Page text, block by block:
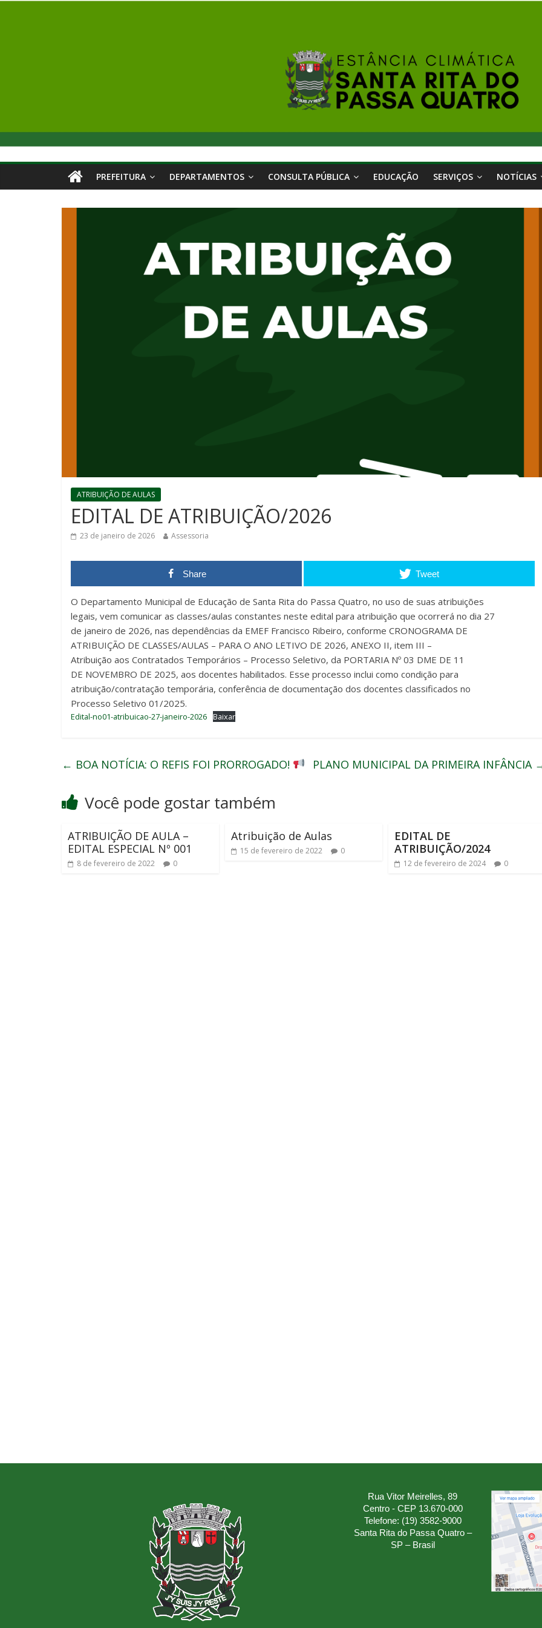
PREFEITURA DEPARTAMENTOS CONSULTA PÚBLICA EDUCAÇÃO SERVIÇOS NOTÍCIAS
ATRIBUIÇÃO DE AULAS
EDITAL DE ATRIBUIÇÃO/2026
23 de janeiro de 2026 Assessoria
Share Tweet
O Departamento Municipal de Educação de Santa Rita do Passa Quatro, no uso de suas atribuições
legais, vem comunicar as classes/aulas constantes neste edital para atribuição que ocorrerá no dia 27
de janeiro de 2026, nas dependências da EMEF Francisco Ribeiro, conforme CRONOGRAMA DE
ATRIBUIÇÃO DE CLASSES/AULAS – PARA O ANO LETIVO DE 2026, ANEXO II, item III –
Atribuição aos Contratados Temporários – Processo Seletivo, da PORTARIA Nº 03 DME DE 11
DE NOVEMBRO DE 2025, aos docentes habilitados. Esse processo inclui como condição para
atribuição/contratação temporária, conferência de documentação dos docentes classificados no
Processo Seletivo 01/2025.
Edital-no01-atribuicao-27-janeiro-2026 Baixar
← BOA NOTÍCIA: O REFIS FOI PRORROGADO! PLANO MUNICIPAL DA PRIMEIRA INFÂNCIA
Você pode gostar também
ATRIBUIÇÃO DE AULA –
EDITAL ESPECIAL Nº 001
8 de fevereiro de 2022 0
Atribuição de Aulas
15 de fevereiro de 2022 0
EDITAL DE
ATRIBUIÇÃO/2024
12 de fevereiro de 2024 0
Rua Vitor Meirelles, 89
Centro - CEP 13.670-000
Telefone: (19) 3582-9000
Santa Rita do Passa Quatro –
SP – Brasil